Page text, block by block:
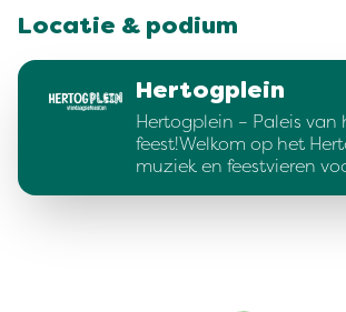
Locatie & podium
Hertogplein
Hertogplein – Paleis van
feest!Welkom op het
muziek en feestvieren